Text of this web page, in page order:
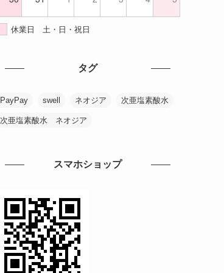
休業日 土・日・祝日
タグ
PayPay swell ネオジア 次亜塩素酸水
次亜塩素酸水 ネオジア
スマホショップ